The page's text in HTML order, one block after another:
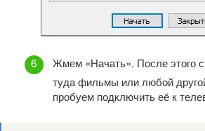
Жмем «Начать». После этого
туда фильмы или любой
пробуем подключить её к